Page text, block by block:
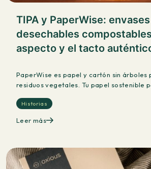
TIPA y PaperWise: envases
desechables
aspecto y el tacto
PaperWise es papel y cartón sin árboles
residuos vegetales. Tu papel sostenible
Historias
Leer más